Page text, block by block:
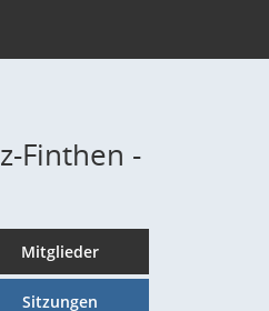
Finthen -
Mitglieder
Sitzungen